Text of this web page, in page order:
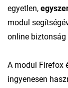
egyetlen,
modul
online biztonság
A modul Firefox
ingyenesen